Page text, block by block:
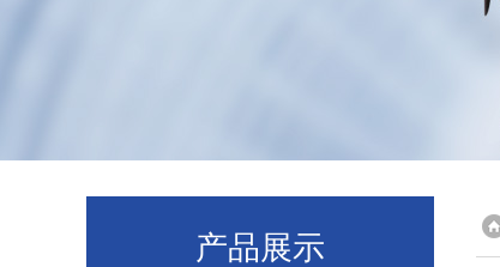
产品展示